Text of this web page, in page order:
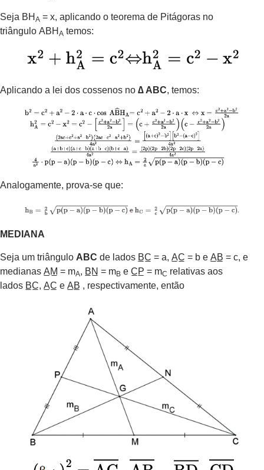
Seja BH A = x, aplicando o teorema de Pitágoras no
triângulo ABH A temos:
Aplicando a lei dos cossenos no ∆ ABC, temos:
Analogamente, prova-se que:
MEDIANA
Seja um triângulo ABC de lados B̲C̲ = a, A̲C̲ = b e A̲B̲ = c, e
medianas A̲M̲ = mA, B̲N̲ = mB e C̲P̲ = mC relativas aos
lados B̲C̲, A̲C̲ e A̲B̲ , respectivamente, então